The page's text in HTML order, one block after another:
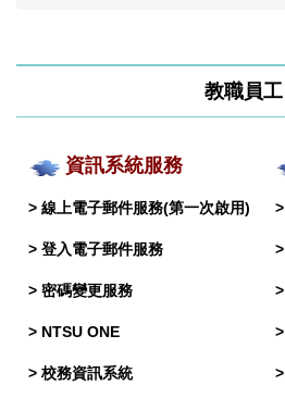
教職員工
資訊系統服務
> 線上電子郵件服務(第一次啟用)
> 登入電子郵件服務
> 密碼變更服務
> NTSU ONE
> 校務資訊系統
>
>
>
>
>